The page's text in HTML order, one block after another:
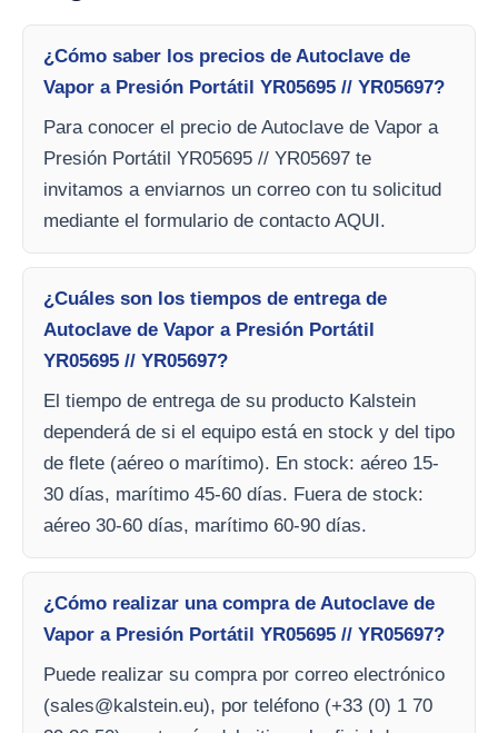
¿Cómo saber los precios de Autoclave de
Vapor a Presión Portátil YR05695 // YR05697?
Para conocer el precio de Autoclave de Vapor a
Presión Portátil YR05695 // YR05697 te
invitamos a enviarnos un correo con tu solicitud
mediante el formulario de contacto AQUI.
¿Cuáles son los tiempos de entrega de
Autoclave de Vapor a Presión Portátil
YR05695 // YR05697?
El tiempo de entrega de su producto Kalstein
dependerá de si el equipo está en stock y del tipo
de flete (aéreo o marítimo). En stock: aéreo 15-
30 días, marítimo 45-60 días. Fuera de stock:
aéreo 30-60 días, marítimo 60-90 días.
¿Cómo realizar una compra de Autoclave de
Vapor a Presión Portátil YR05695 // YR05697?
Puede realizar su compra por correo electrónico
(sales@kalstein.eu), por teléfono (+33 (0) 1 70